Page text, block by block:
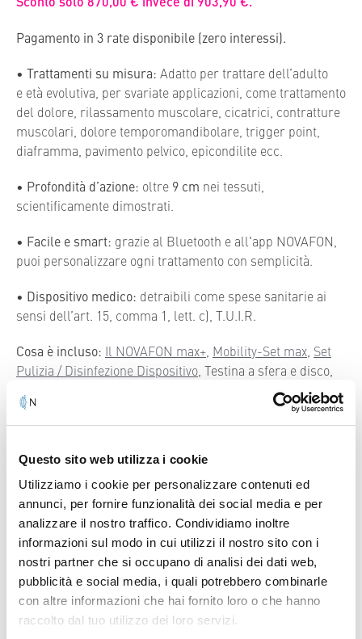
Questo sito web utilizza i cookie
Utilizziamo i cookie per personalizzare contenuti ed
annunci, per fornire funzionalità dei social media e per
analizzare il nostro traffico. Condividiamo inoltre
informazioni sul modo in cui utilizzi il nostro sito con i
nostri partner che si occupano di analisi dei dati web,
pubblicità e social media, i quali potrebbero combinarle
con altre informazioni che hai fornito loro o che hanno
raccolto dal tuo utilizzo dei loro servizi.
Pagamento in 3 rate disponibile (zero interessi).
• Trattamenti su misura: Adatto per trattare dell’adulto
e età evolutiva, per svariate applicazioni, come trattamento
del dolore, rilassamento muscolare, cicatrici, contratture
muscolari, dolore temporomandibolare, trigger point,
diaframma, pavimento pelvico, epicondilite ecc.
• Profondità d’azione: oltre 9 cm nei tessuti,
scientificamente dimostrati.
• Facile e smart: grazie al Bluetooth e all'app NOVAFON,
puoi personalizzare ogni trattamento con semplicità.
• Dispositivo medico: detraibili come spese sanitarie ai
sensi dell’art. 15, comma 1, lett. c), T.U.I.R.
Cosa è incluso: Il NOVAFON max+ Mobility-Set max Set
Pulizia / Disinfezione Dispositivo , Testina a sfera e disco,
adattatore con spina europea, cavo di ricarica, libretto
d’istruzioni
Confronto dei Dispositivi
Detrazione fiscale
NOVAFON è un dispositivo medico, detraibili come
spese sanitarie ai sensi dell’art. 15, comma 1, lett. c),
T.U.I.R.
Pagamento e spedizione
Spedizione gratuito superiore a 150 € di spesa